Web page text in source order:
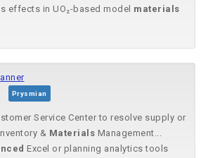
effects in UO₂-based model materials
Prysmian
Service Center to resolve supply or
& Materials Management...
Excel or planning analytics tools